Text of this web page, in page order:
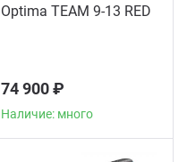
Optima TEAM 9-13 RED
74 900 ₽
Наличие: много